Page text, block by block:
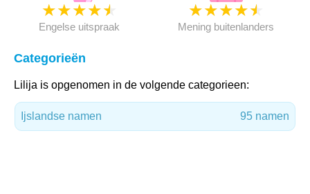
★★★★★
Engelse uitspraak
★★★★★
Mening buitenlanders
Categorieën
Lilija is opgenomen in de volgende categorieen:
Ijslandse namen 95 namen